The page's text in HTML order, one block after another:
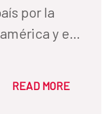
por la
y el
READ MORE